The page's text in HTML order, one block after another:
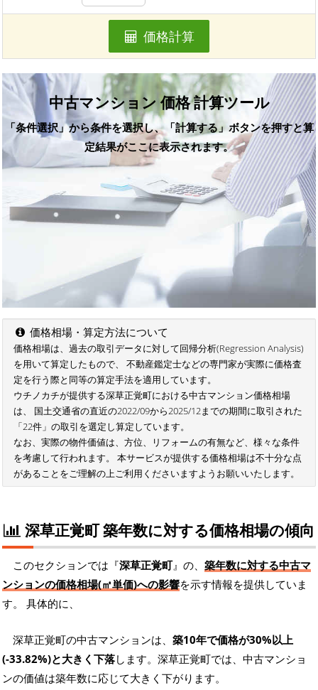
価格計算
中古マンション 価格 計算ツール
「条件選択」から条件を選択し、「計算する」ボタンを押すと算
定結果がここに表示されます。
価格相場・算定方法について
価格相場は、過去の取引データに対して回帰分析(Regression Analysis)
を用いて算定したもので、 不動産鑑定士などの専門家が実際に価格査
定を行う際と同等の算定手法を適用しています。
ウチノカチが提供する深草正覚町における中古マンション価格相場
は、 国土交通省の直近の2022/09から2025/12までの期間に取引された
「22件」の取引を選定し算定しています。
なお、実際の物件価値は、方位、リフォームの有無など、様々な条件
を考慮して行われます。 本サービスが提供する価格相場は不十分な点
があることをご理解の上ご利用くださいますようお願いいたします。
深草正覚町 築年数に対する価格相場の傾向
このセクションでは『深草正覚町』の、 築年数に対する中古マ
ンションの価格相場(㎡単価)への影響を示す情報を提供していま
す。 具体的に、
深草正覚町の中古マンションは、 築10年で価格が30%以上
(-33.82%)と大きく下落します。深草正覚町では、中古マンショ
ンの価値は築年数に応じて大きく下がります。